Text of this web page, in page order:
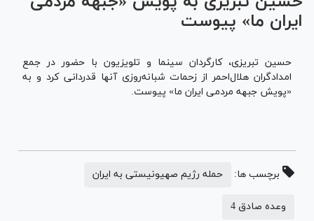
ایران ما» پیوست
حسین تبریزی، کارگردان سینما و تلویزیون با حضور در جمع
امدادگران هلال‌احمر از زحمات شبانه‌روزی آنها قدردانی کرد و به
«پویش جبهه مردمی ایران ما» پیوست.
برچسب ها: حمله رژیم صهیونیستی به ایران
وعده صادق 4